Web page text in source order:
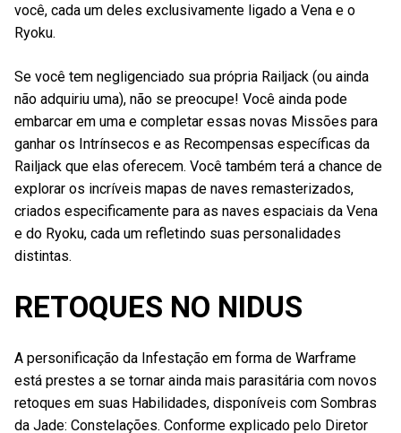
você, cada um deles exclusivamente ligado a Vena e o
Ryoku.
Se você tem negligenciado sua própria Railjack (ou ainda
não adquiriu uma), não se preocupe! Você ainda pode
embarcar em uma e completar essas novas Missões para
ganhar os Intrínsecos e as Recompensas específicas da
Railjack que elas oferecem. Você também terá a chance de
explorar os incríveis mapas de naves remasterizados,
criados especificamente para as naves espaciais da Vena
e do Ryoku, cada um refletindo suas personalidades
distintas.
RETOQUES NO NIDUS
A personificação da Infestação em forma de Warframe
está prestes a se tornar ainda mais parasitária com novos
retoques em suas Habilidades, disponíveis com Sombras
da Jade: Constelações. Conforme explicado pelo Diretor